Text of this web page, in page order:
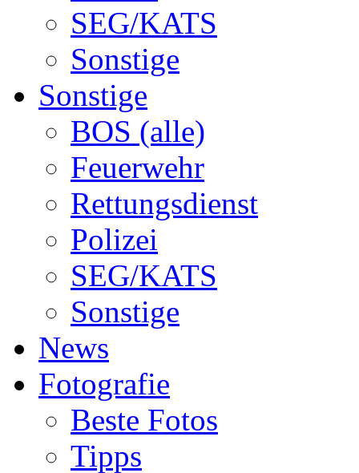
SEG/KATS
Sonstige
Sonstige
BOS (alle)
Feuerwehr
Rettungsdienst
Polizei
SEG/KATS
Sonstige
News
Fotografie
Beste Fotos
Tipps